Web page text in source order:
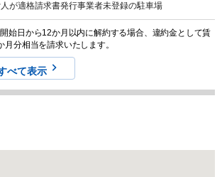
が適格請求書発行事業者未登録の駐車場
始日から12か月以内に解約する場合、違約金として賃
月分相当を請求いたします。
べて表示